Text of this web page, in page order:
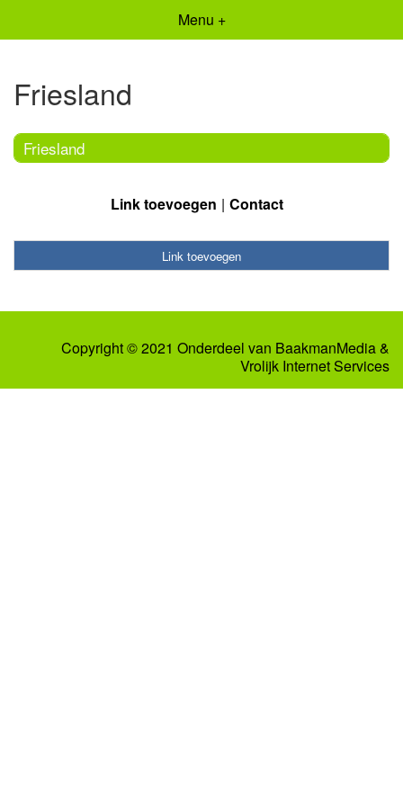
Menu +
Friesland
Friesland
Link toevoegen Contact
Link toevoegen
Copyright © 2021 Onderdeel van BaakmanMedia&
Vrolijk Internet Services